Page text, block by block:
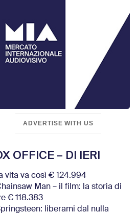
ADVERTISE WITH US
OFFICE – DI IERI
vita va così € 124.994
Man – il film: la storia di
€ 118.383
liberami dal nulla